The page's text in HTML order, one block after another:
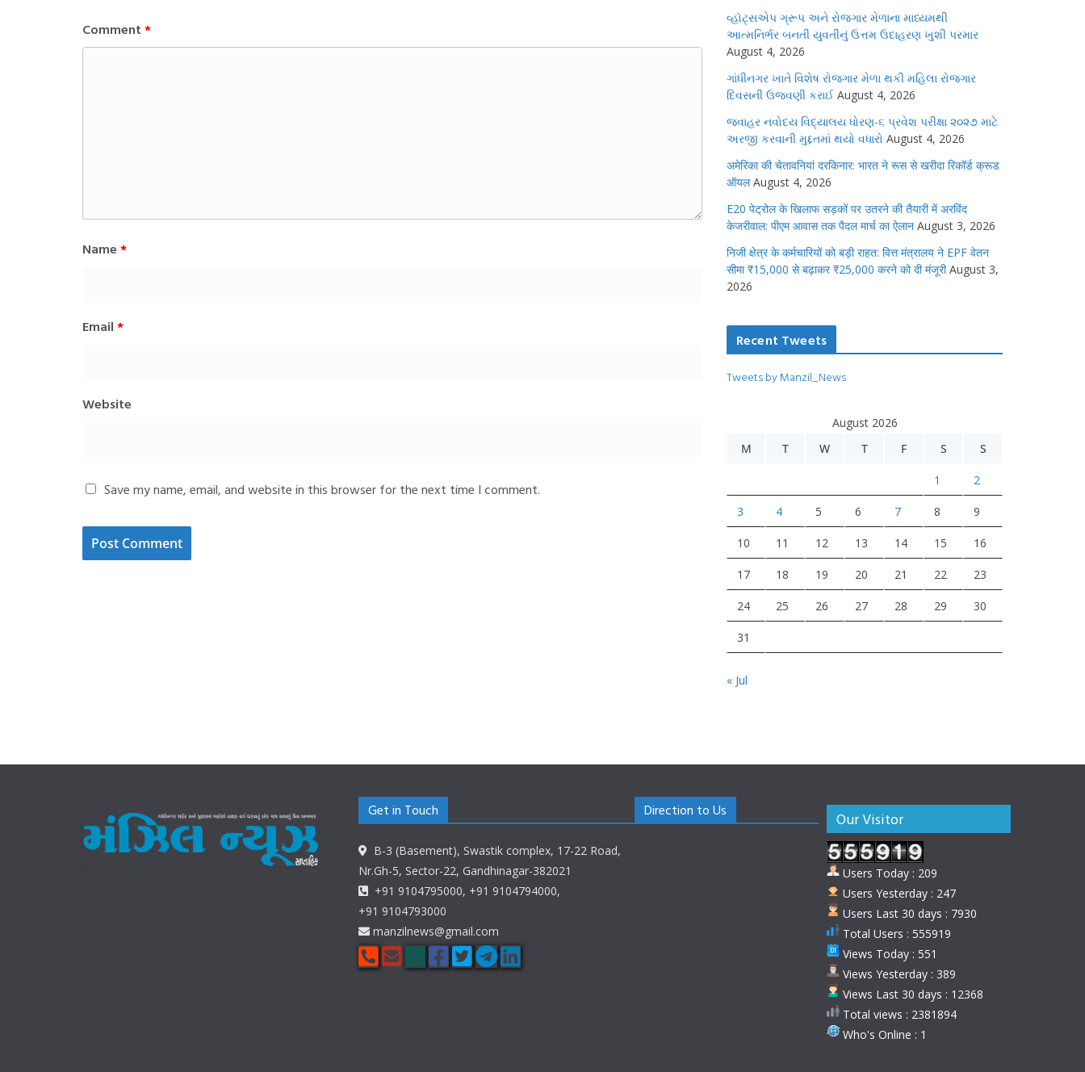
Comment *
Name *
Email *
Website
Save my name, email, and website in this browser for the next time I comment.
વ્હૉટ્સએપ ગ્રૂપ અને રોજગાર મેળાના માધ્યમથી
આત્મનિર્ભર બનતી યુવતીનું ઉત્તમ ઉદાહરણ ખુશી પરમાર
August 4, 2026
ગાંધીનગર ખાતે વિશેષ રોજગાર મેળા થકી મહિલા રોજગાર
દિવસની ઉજવણી કરાઈ August 4, 2026
જવાહર નવોદય વિદ્યાલય ધોરણ-૬ પ્રવેશ પરીક્ષા ૨૦૨૭ માટે
અરજી કરવાની મુદ્દતમાં થયો વધારો August 4, 2026
अमेरिका की चेतावनियां दरकिनार: भारत ने रूस से खरीदा रिकॉर्ड क्रूड
ऑयल August 4, 2026
E20 पेट्रोल के खिलाफ सड़कों पर उतरने की तैयारी में अरविंद
केजरीवाल: पीएम आवास तक पैदल मार्च का ऐलान August 3, 2026
निजी क्षेत्र के कर्मचारियों को बड़ी राहत: वित्त मंत्रालय ने EPF वेतन
सीमा ₹15,000 से बढ़ाकर ₹25,000 करने को दी मंजूरी August 3,
2026
Recent Tweets
Tweets by Manzil_News
August 2026
M
T W T F S S
1 2
3 4 5 6 7 8 9
10 11 12 13 14 15 16
17 18 19 20 21 22 23
24 25 26 27 28 29 30
31
« Jul
Get in Touch
B-3 (Basement), Swastik complex, 17-22 Road,
Nr.Gh-5, Sector-22, Gandhinagar-382021
+91 9104795000, +91 9104794000,
+91 9104793000
manzilnews@gmail.com
Direction to Us Our Visitor
Users Today : 209
Users Yesterday : 247
Users Last 30 days : 7930
Total Users : 555919
Views Today : 551
Views Yesterday : 389
Views Last 30 days : 12368
Total views : 2381894
Who's Online : 1